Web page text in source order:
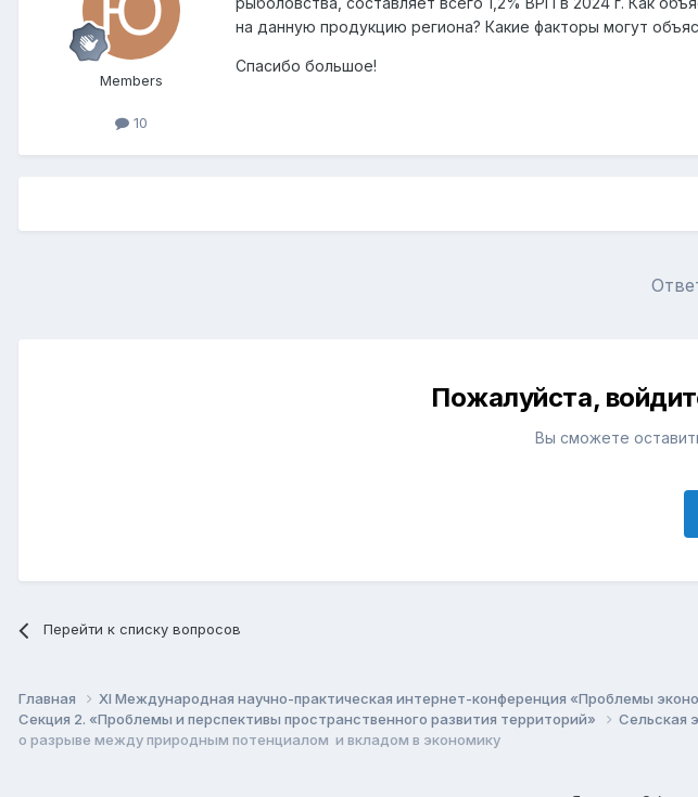
Members
10
на данную продукцию региона? Какие факторы могут
Спасибо большое!
Пожалуйста,
Вы сможете
Перейти к списку вопросов
Главная
XI Международная научно-практическая интернет-конференция «Проблемы
Секция 2. «Проблемы и перспективы пространственного развития территорий»
Сельская
о разрыве между природным потенциалом и вкладом в экономику